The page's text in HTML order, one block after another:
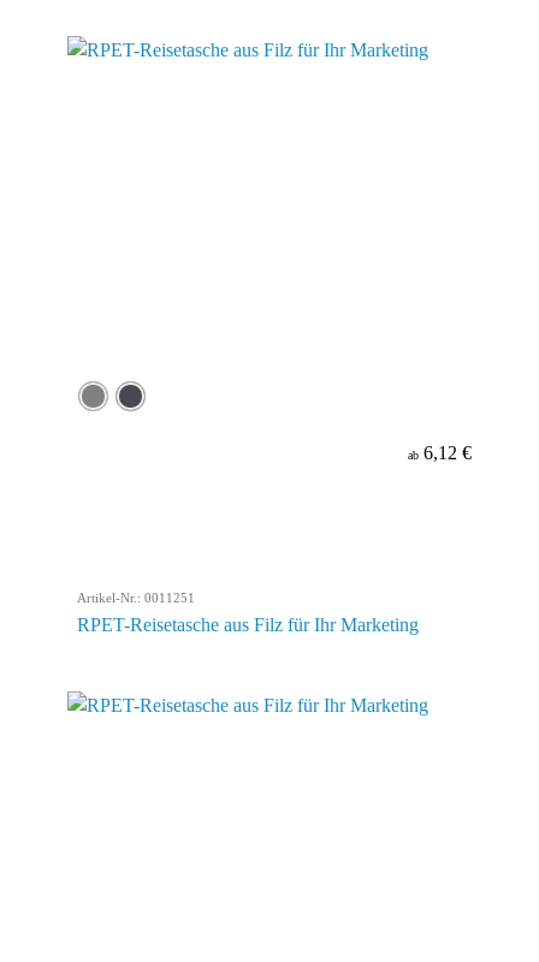
ab 6,12 €
Artikel-Nr.: 0011251
RPET-Reisetasche aus Filz für Ihr Marketing